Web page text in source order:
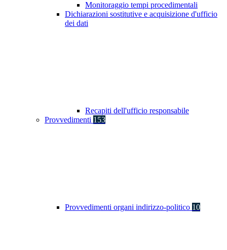
Monitoraggio tempi procedimentali
Dichiarazioni sostitutive e acquisizione d'ufficio
dei dati
Recapiti dell'ufficio responsabile
Provvedimenti 153
Provvedimenti organi indirizzo-politico 10